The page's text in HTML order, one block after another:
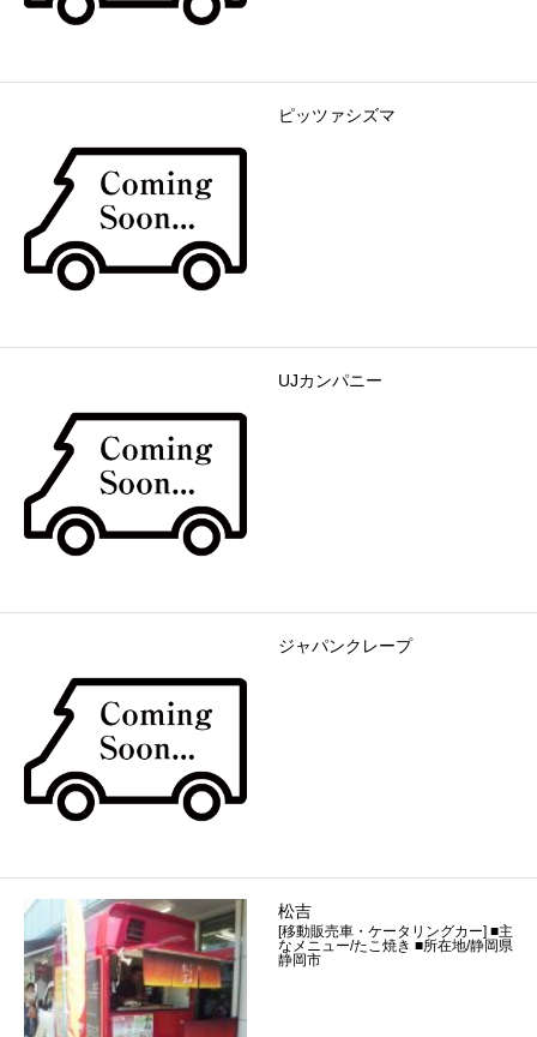
ピッツァシズマ
UJカンパニー
ジャパンクレープ
松吉
[移動販売車・ケータリングカー] ■主
なメニュー/たこ焼き ■所在地/静岡県
静岡市